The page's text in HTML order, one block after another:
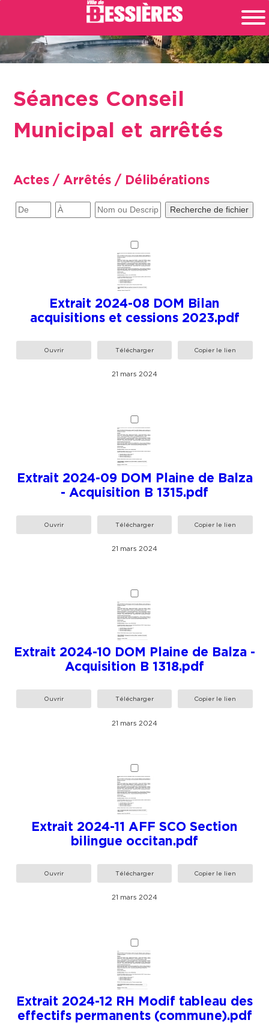
Séances Conseil
Municipal et arrêtés
Actes / Arrêtés / Délibérations
Extrait 2024-08 DOM Bilan
acquisitions et cessions 2023.pdf
Ouvrir Télécharger Copier le lien
21 mars 2024
Extrait 2024-09 DOM Plaine de Balza
- Acquisition B 1315.pdf
Ouvrir Télécharger Copier le lien
21 mars 2024
Extrait 2024-10 DOM Plaine de Balza -
Acquisition B 1318.pdf
Ouvrir Télécharger Copier le lien
21 mars 2024
Extrait 2024-11 AFF SCO Section
bilingue occitan.pdf
Ouvrir Télécharger Copier le lien
21 mars 2024
Extrait 2024-12 RH Modif tableau des
effectifs permanents (commune).pdf